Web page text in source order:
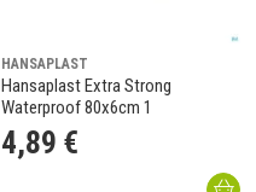
HANSAPLAST
Hansaplast Extra Strong
Waterproof 80x6cm 1
4,89 €